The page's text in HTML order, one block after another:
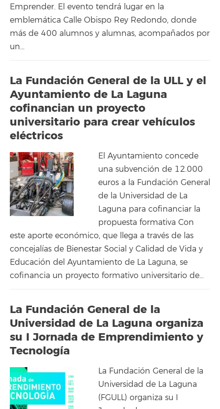
Emprender. El evento tendrá lugar en la
emblemática Calle Obispo Rey Redondo, donde
más de 400 alumnos y alumnas, acompañados por
un…
La Fundación General de la ULL y el
Ayuntamiento de La Laguna
cofinancian un proyecto
universitario para crear vehículos
eléctricos
El Ayuntamiento concede
una subvención de 12.000
euros a la Fundación General
de la Universidad de La
Laguna para cofinanciar la
propuesta formativa Con
este aporte económico, que llega a través de las
concejalías de Bienestar Social y Calidad de Vida y
Educación del Ayuntamiento de La Laguna, se
cofinancia un proyecto formativo universitario de…
La Fundación General de la
Universidad de La Laguna organiza
su I Jornada de Emprendimiento y
Tecnología
La Fundación General de la
Universidad de La Laguna
(FGULL) organiza su I